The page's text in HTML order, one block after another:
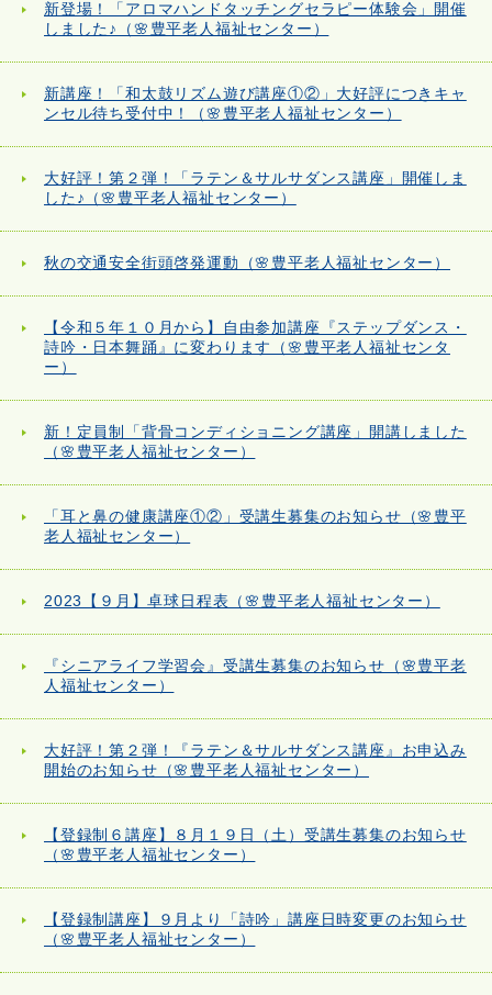
新登場！「アロマハンドタッチングセラピー体験会」開催
しました♪（🌸豊平老人福祉センター）
新講座！「和太鼓リズム遊び講座①②」大好評につきキャ
ンセル待ち受付中！（🌸豊平老人福祉センター）
大好評！第２弾！「ラテン＆サルサダンス講座」開催しま
した♪（🌸豊平老人福祉センター）
秋の交通安全街頭啓発運動（🌸豊平老人福祉センター）
【令和５年１０月から】自由参加講座『ステップダンス・
詩吟・日本舞踊』に変わります（🌸豊平老人福祉センタ
ー）
新！定員制「背骨コンディショニング講座」開講しました
（🌸豊平老人福祉センター）
「耳と鼻の健康講座①②」受講生募集のお知らせ（🌸豊平
老人福祉センター）
2023【９月】卓球日程表（🌸豊平老人福祉センター）
『シニアライフ学習会』受講生募集のお知らせ（🌸豊平老
人福祉センター）
大好評！第２弾！『ラテン＆サルサダンス講座』お申込み
開始のお知らせ（🌸豊平老人福祉センター）
【登録制６講座】８月１９日（土）受講生募集のお知らせ
（🌸豊平老人福祉センター）
【登録制講座】９月より「詩吟」講座日時変更のお知らせ
（🌸豊平老人福祉センター）